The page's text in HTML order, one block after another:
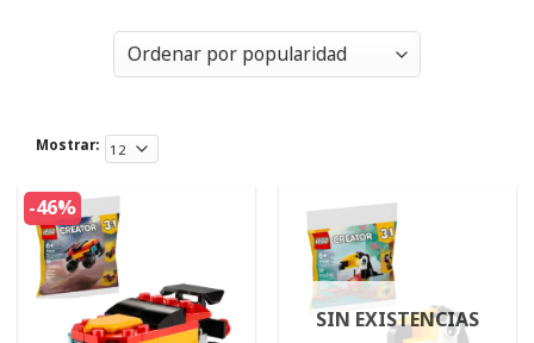
Mostrar:
-46%
SIN EXISTENCIAS